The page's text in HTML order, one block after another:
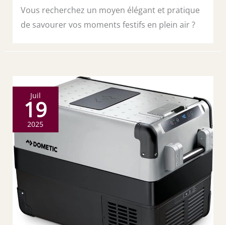
Vous recherchez un moyen élégant et pratique
de savourer vos moments festifs en plein air ?
Juil
19
2025